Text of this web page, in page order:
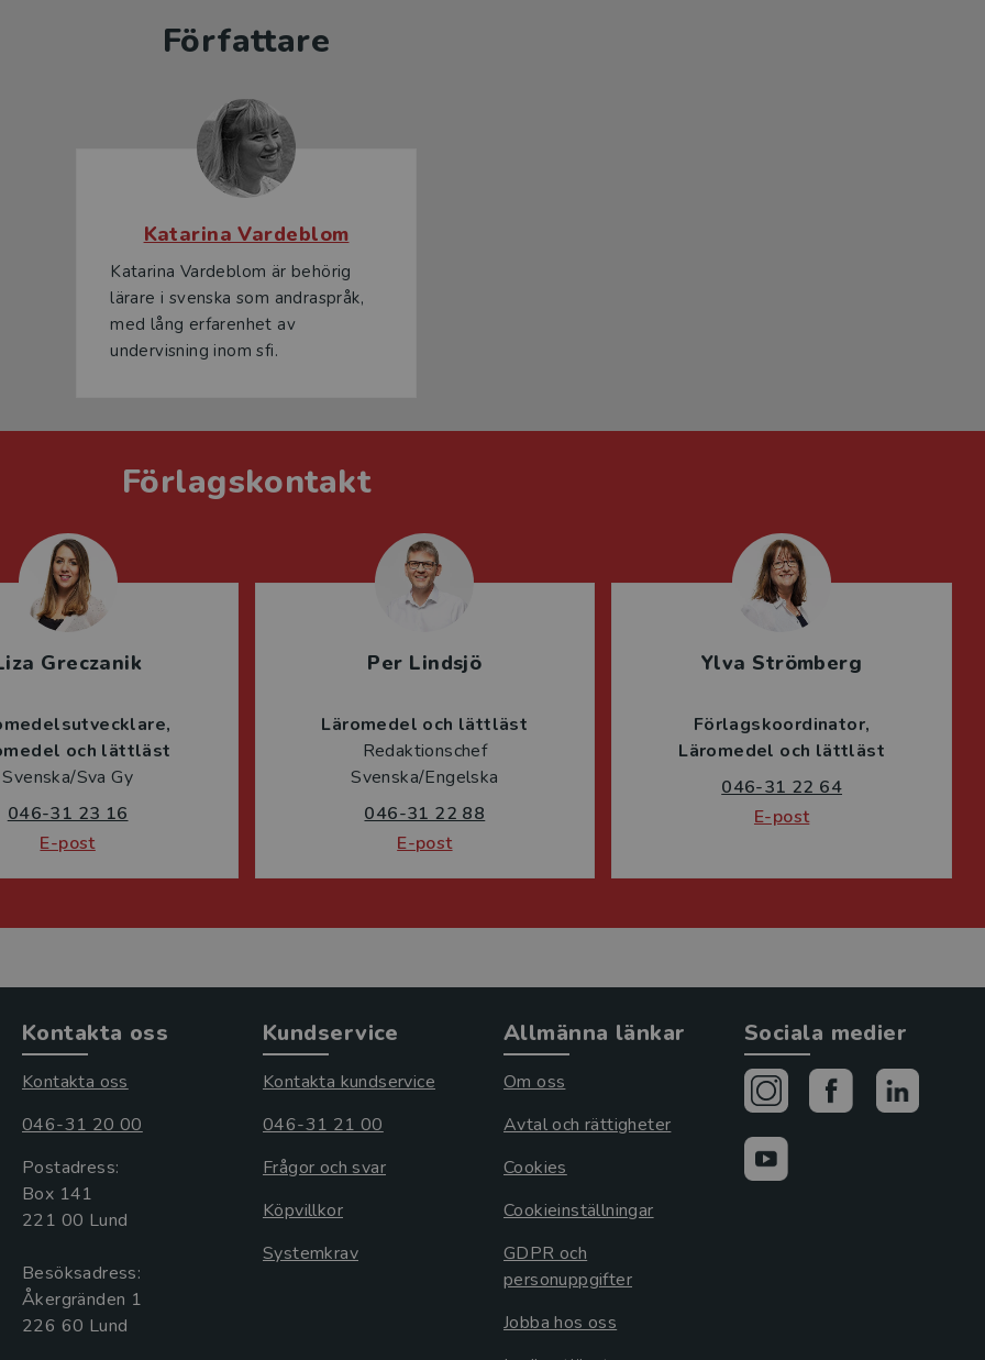
Författare
Katarina Vardeblom
Katarina Vardeblom är behörig
lärare i svenska som andraspråk,
med lång erfarenhet av
undervisning inom sfi.
Förlagskontakt
Greczanik
och lättläst
Svenska/Sva Gy
046-31 23 16
E-post
Per Lindsjö
Läromedel och lättläst
Redaktionschef
Svenska/Engelska
046-31 22 88
E-post
Ylva Strömberg
Förlagskoordinator
Läromedel och lättläst
046-31 22 64
E-post
Kontakta oss
Kontakta oss
046-31 20 00
Postadress:
Box 141
221 00 Lund
Besöksadress:
Åkergränden 1
Kundservice
Kontakta kundservice
046-31 21 00
Frågor och svar
Köpvillkor
Systemkrav
Allmänna länkar
Om oss
Avtal och rättigheter
Cookies
Cookieinställningar
GDPR och
personuppgifter
Jobba hos oss
Sociala medier